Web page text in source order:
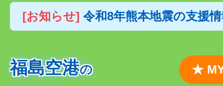
[お知らせ] 令和8年熊本地震の支援
福島空港の
★